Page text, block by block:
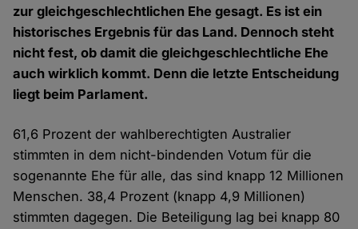
zur gleichgeschlechtlichen Ehe gesagt. Es ist ein
historisches Ergebnis für das Land. Dennoch steht
nicht fest, ob damit die gleichgeschlechtliche Ehe
auch wirklich kommt. Denn die letzte Entscheidung
liegt beim Parlament.
61,6 Prozent der wahlberechtigten Australier
stimmten in dem nicht-bindenden Votum für die
sogenannte Ehe für alle, das sind knapp 12 Millionen
Menschen. 38,4 Prozent (knapp 4,9 Millionen)
stimmten dagegen. Die Beteiligung lag bei knapp 80